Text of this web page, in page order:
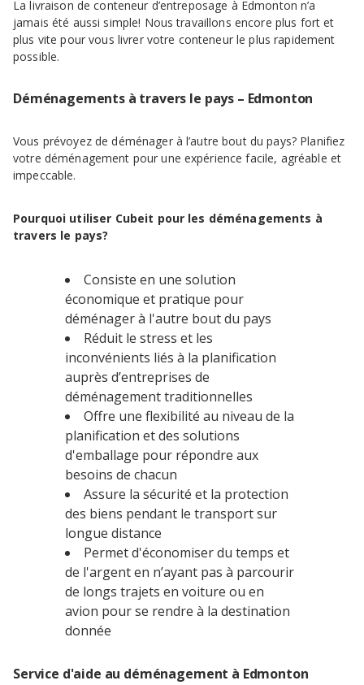
La livraison de conteneur d’entreposage à Edmonton n’a
jamais été aussi simple! Nous travaillons encore plus fort et
plus vite pour vous livrer votre conteneur le plus rapidement
possible.
Déménagements à travers le pays – Edmonton
Vous prévoyez de déménager à l’autre bout du pays? Planifiez
votre déménagement pour une expérience facile, agréable et
impeccable.
Pourquoi utiliser Cubeit pour les déménagements à
travers le pays?
Consiste en une solution
économique et pratique pour
déménager à l'autre bout du pays
Réduit le stress et les
inconvénients liés à la planification
auprès d’entreprises de
déménagement traditionnelles
Offre une flexibilité au niveau de la
planification et des solutions
d'emballage pour répondre aux
besoins de chacun
Assure la sécurité et la protection
des biens pendant le transport sur
longue distance
Permet d'économiser du temps et
de l'argent en n’ayant pas à parcourir
de longs trajets en voiture ou en
avion pour se rendre à la destination
donnée
Service d'aide au déménagement à Edmonton